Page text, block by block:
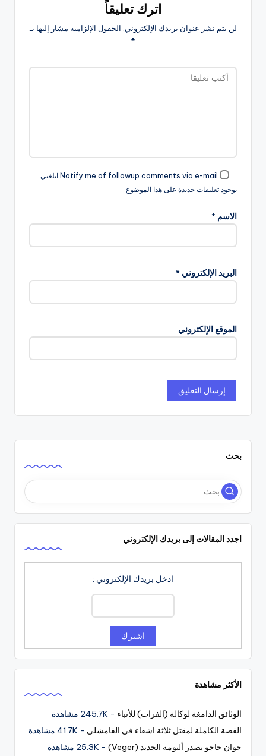
اترك تعليقاً
لن يتم نشر عنوان بريدك الإلكتروني. الحقول الإلزامية مشار إليها بـ
*
Notify me of followup comments via e-mail ابلغني
بوجود تعليقات جديدة على هذا الموضوع
الاسم *
البريد الإلكتروني *
الموقع الإلكتروني
بحث
اجدد المقالات إلى بريدك الإلكتروني
ادخل بريدك الإلكتروني :
الأكثر مشاهدة
الوثائق الدامغة لوكالة (الفرات) للأنباء - 245.7K مشاهدة
القصة الكاملة لمقتل ثلاثة اشقاء في القامشلي - 41.7K مشاهدة
جوان حاجو يصدر ألبومه الجديد (Veger)
- 25.3K مشاهدة